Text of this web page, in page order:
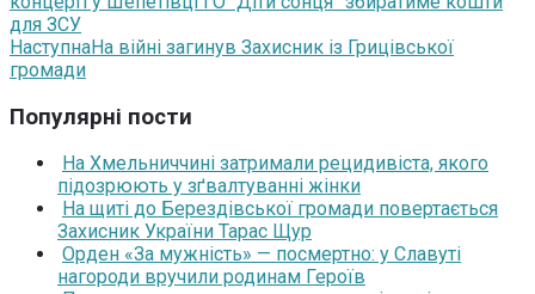
для ЗСУ
НаступнаНа війні загинув Захисник із Грицівської
громади
Популярні пости
На Хмельниччині затримали рецидивіста, якого
підозрюють у зґвалтуванні жінки
На щиті до Берездівської громади повертається
Захисник України Тарас Щур
Орден «За мужність» — посмертно: у Славуті
нагороди вручили родинам Героїв